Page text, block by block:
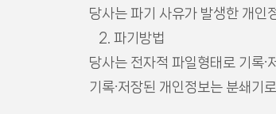
당사는 파기 사유가 발생한 개인
2. 파기방법
당사는 전자적 파일형태로 기록
기록∙저장된 개인정보는 분쇄기